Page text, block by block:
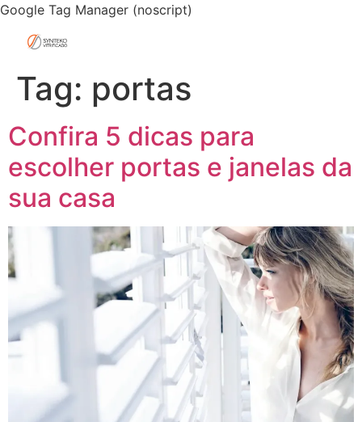
Google Tag Manager (noscript)
Tag: portas
Confira 5 dicas para
escolher portas e janelas da
sua casa